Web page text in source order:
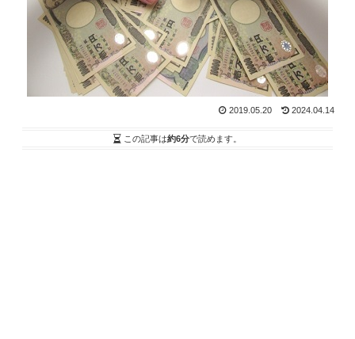
2019.05.20 2024.04.14
この記事は約6分で読めます。